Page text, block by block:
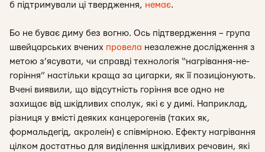
б підтримували ці твердження, немає.
Бо не буває диму без вогню. Ось підтвердження – група
швейцарських вчених провела незалежне дослідження з
метою з’ясувати, чи справді технологія “нагрівання-не-
горіння” настільки краща за цигарки, як її позиціонують.
Вчені виявили, що відсутність горіння все одно не
захищає від шкідливих сполук, які є у димі. Наприклад,
різниця у вмісті деяких канцерогенів (таких як,
формальдегід, акролеін) є співмірною. Ефекту нагрівання
цілком достатньо для виділення шкідливих речовин, які